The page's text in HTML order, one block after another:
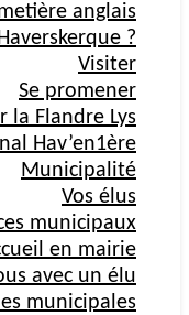
anglais
?
Visiter
Se promener
la Flandre Lys
Hav’en1ère
Municipalité
Vos élus
municipaux
en mairie
avec un élu
municipales